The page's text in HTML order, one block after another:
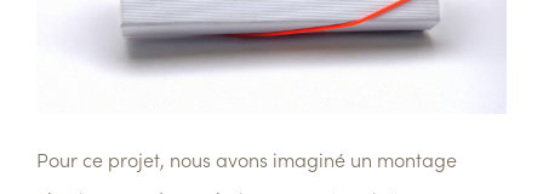
Pour ce projet, nous avons imaginé un montage